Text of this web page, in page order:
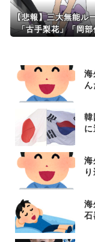
【悲報】三大無能ル
「古手梨花」「岡部
海
韓
海
海
石